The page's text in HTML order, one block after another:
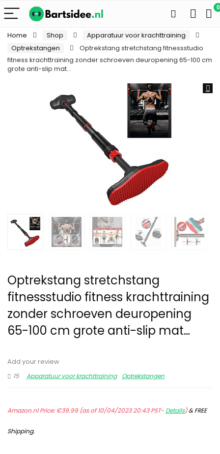
0
Home Shop
Apparatuur voor krachttraining
Optrekstangen
Optrekstang stretchstang fitnessstudio
fitness krachttraining zonder schroeven deuropening 65-100 cm
grote anti-slip mat…
Optrekstang stretchstang
fitnessstudio fitness krachttraining
zonder schroeven deuropening
65-100 cm grote anti-slip mat…
Add your review
15
Apparatuur voor krachttraining Optrekstangen
Amazon.nl Price:€39.99(as of 10/04/2023 20:43 PST- Details)&FREE
Shipping.